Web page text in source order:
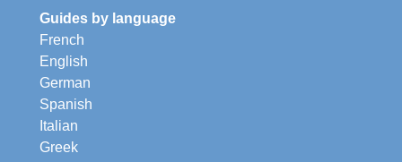
Guides by language
French
English
German
Spanish
Italian
Greek